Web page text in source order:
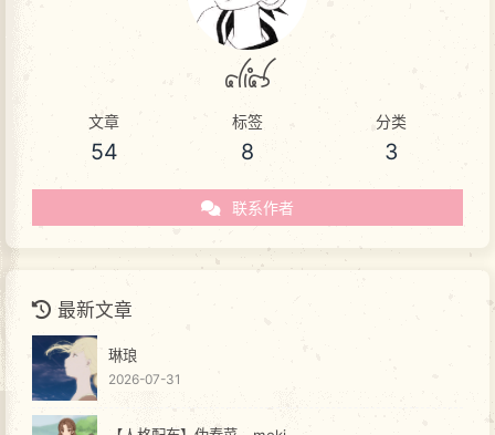
akas
文章
54
标签
8
分类
3
联系作者
最新文章
琳琅
2026-07-31